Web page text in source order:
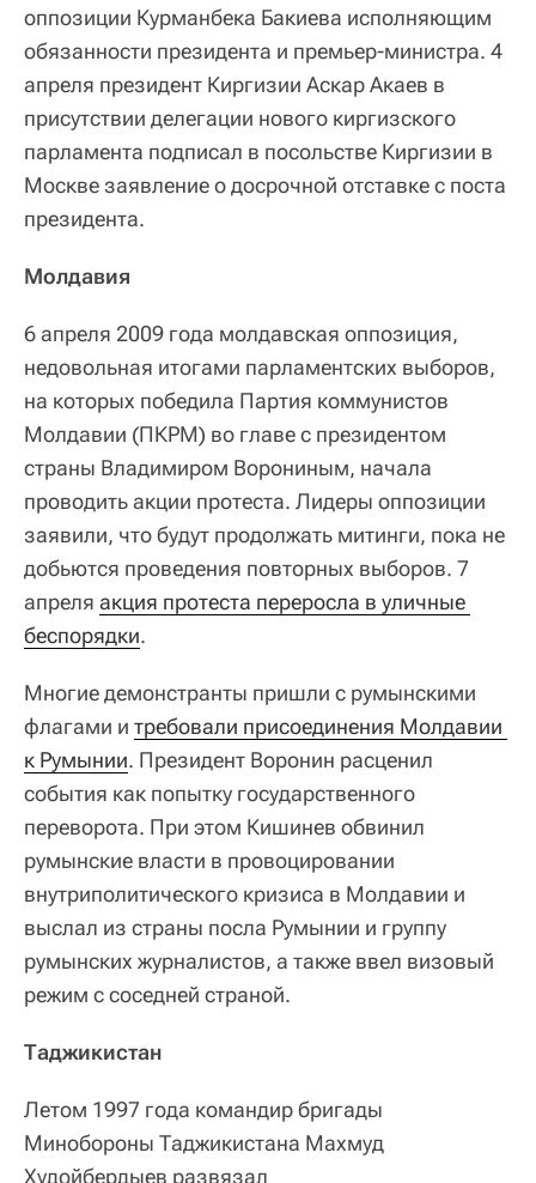
оппозиции Курманбека Бакиева исполняющим
обязанности президента и премьер-министра. 4
апреля президент Киргизии Аскар Акаев в
присутствии делегации нового киргизского
парламента подписал в посольстве Киргизии в
Москве заявление о досрочной отставке с поста
президента.
Молдавия
6 апреля 2009 года молдавская оппозиция,
недовольная итогами парламентских выборов,
на которых победила Партия коммунистов
Молдавии (ПКРМ) во главе с президентом
страны Владимиром Ворониным, начала
проводить акции протеста. Лидеры оппозиции
заявили, что будут продолжать митинги, пока не
добьются проведения повторных выборов. 7
апреля акция протеста переросла в уличные
беспорядки.
Многие демонстранты пришли с румынскими
флагами и требовали присоединения Молдавии
к Румынии. Президент Воронин расценил
события как попытку государственного
переворота. При этом Кишинев обвинил
румынские власти в провоцировании
внутриполитического кризиса в Молдавии и
выслал из страны посла Румынии и группу
румынских журналистов, а также ввел визовый
режим с соседней страной.
Таджикистан
Летом 1997 года командир бригады
Минобороны Таджикистана Махмуд
Худойбердыев развязал